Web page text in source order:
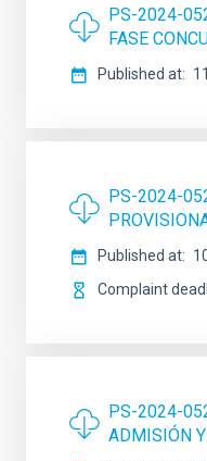
PS-2024-
FASE
Published at
PS-2024-
Published at
Complaint
PS-2024-
ADMISIÓN